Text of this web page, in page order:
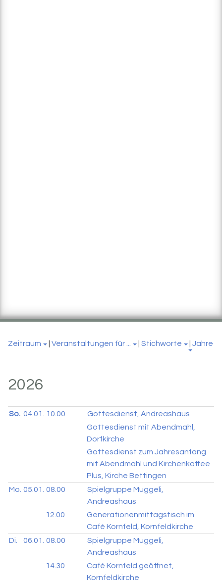
Zeitraum Veranstaltungen für ... Stichworte Jahre
2026
So. 04.01. 10.00
Gottesdienst, Andreashaus
Gottesdienst mit Abendmahl,
Dorfkirche
Gottesdienst zum Jahresanfang
mit Abendmahl und Kirchenkaffee
Plus, Kirche Bettingen
Mo. 05.01. 08.00
Spielgruppe Muggeli,
Andreashaus
12.00
Generationenmittagstisch im
Café Kornfeld, Kornfeldkirche
Di.
06.01. 08.00
Spielgruppe Muggeli,
Andreashaus
14.30
Café Kornfeld geöffnet,
Kornfeldkirche